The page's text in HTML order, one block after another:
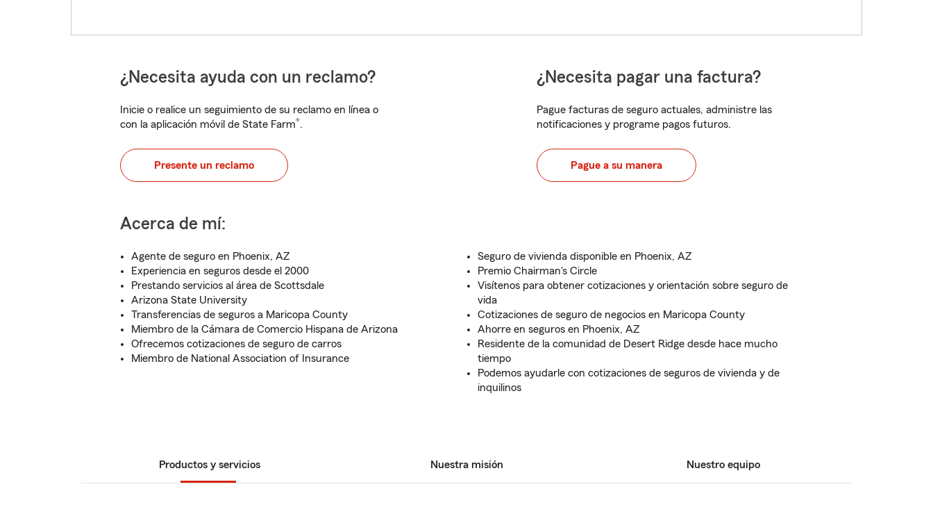
¿Necesita ayuda con un reclamo?
Inicie o realice un seguimiento de su reclamo en línea o
con la aplicación móvil de State Farm®.
Presente un reclamo
¿Necesita pagar una factura?
Pague facturas de seguro actuales, administre las
notificaciones y programe pagos futuros.
Pague a su manera
Acerca de mí:
Agente de seguro en Phoenix, AZ
Experiencia en seguros desde el 2000
Prestando servicios al área de Scottsdale
Arizona State University
Transferencias de seguros a Maricopa County
Miembro de la Cámara de Comercio Hispana de Arizona
Ofrecemos cotizaciones de seguro de carros
Miembro de National Association of Insurance
Seguro de vivienda disponible en Phoenix, AZ
Premio Chairman's Circle
Visítenos para obtener cotizaciones y orientación sobre seguro de
vida
Cotizaciones de seguro de negocios en Maricopa County
Ahorre en seguros en Phoenix, AZ
Residente de la comunidad de Desert Ridge desde hace mucho
tiempo
Podemos ayudarle con cotizaciones de seguros de vivienda y de
inquilinos
Productos y servicios Nuestra misión Nuestro equipo